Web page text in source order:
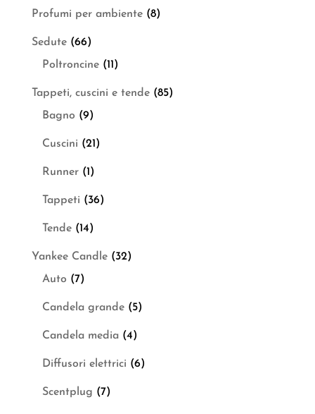
Profumi per ambiente (8)
Sedute (66)
Poltroncine (11)
Tappeti, cuscini e tende (85)
Bagno (9)
Cuscini (21)
Runner (1)
Tappeti (36)
Tende (14)
Yankee Candle (32)
Auto (7)
Candela grande (5)
Candela media (4)
Diffusori elettrici (6)
Scentplug (7)